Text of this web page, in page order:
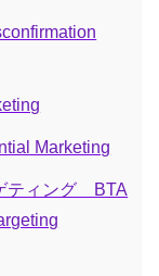
Marketing
ティング BTA